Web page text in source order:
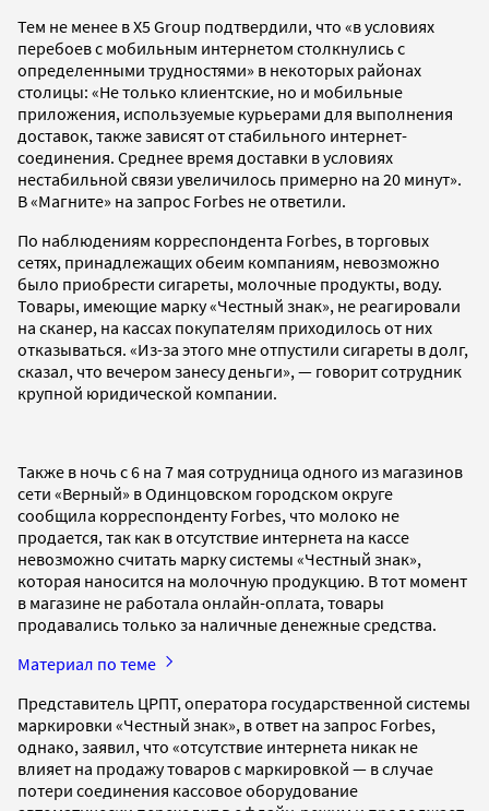
Тем не менее в Х5 Group подтвердили, что «в условиях
перебоев с мобильным интернетом столкнулись с
определенными трудностями» в некоторых районах
столицы: «Не только клиентские, но и мобильные
приложения, используемые курьерами для выполнения
доставок, также зависят от стабильного интернет-
соединения. Среднее время доставки в условиях
нестабильной связи увеличилось примерно на 20 минут».
В «Магните» на запрос Forbes не ответили.
По наблюдениям корреспондента Forbes, в торговых
сетях, принадлежащих обеим компаниям, невозможно
было приобрести сигареты, молочные продукты, воду.
Товары, имеющие марку «Честный знак», не реагировали
на сканер, на кассах покупателям приходилось от них
отказываться. «Из-за этого мне отпустили сигареты в долг,
сказал, что вечером занесу деньги», — говорит сотрудник
крупной юридической компании.
Также в ночь с 6 на 7 мая сотрудница одного из магазинов
сети «Верный» в Одинцовском городском округе
сообщила корреспонденту Forbes, что молоко не
продается, так как в отсутствие интернета на кассе
невозможно считать марку системы «Честный знак»,
которая наносится на молочную продукцию. В тот момент
в магазине не работала онлайн-оплата, товары
продавались только за наличные денежные средства.
Материал по теме
Представитель ЦРПТ, оператора государственной системы
маркировки «Честный знак», в ответ на запрос Forbes,
однако, заявил, что «отсутствие интернета никак не
влияет на продажу товаров с маркировкой — в случае
потери соединения кассовое оборудование